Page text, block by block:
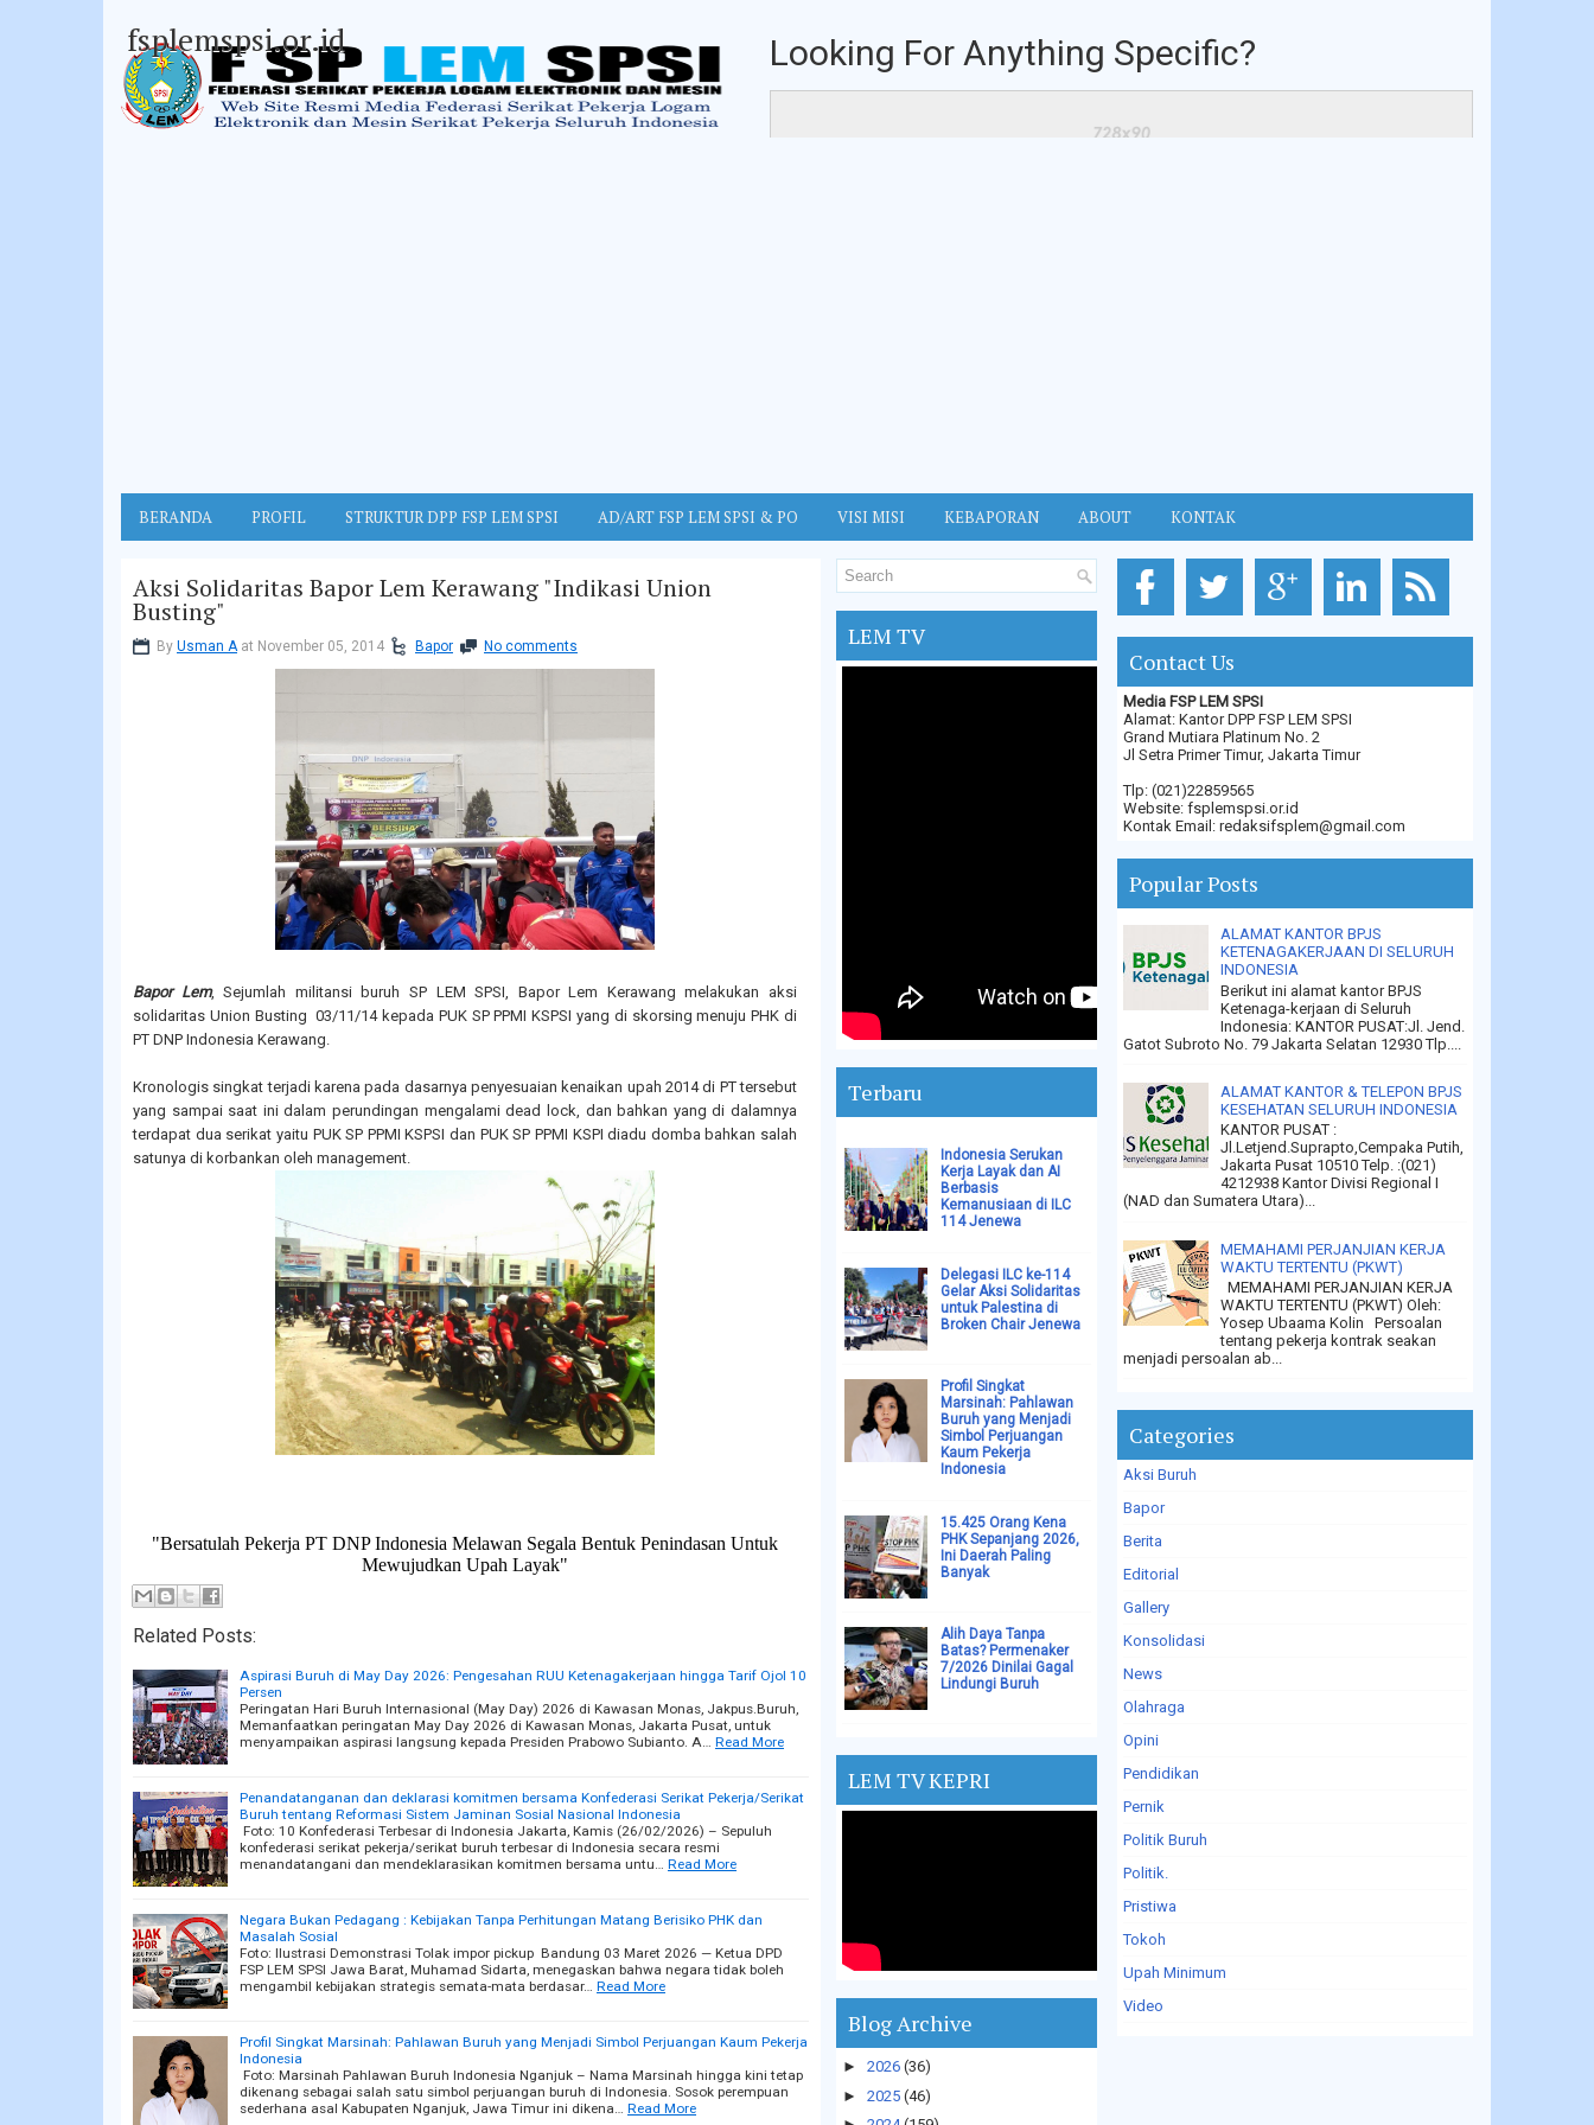
fsplemspsi.or.id Looking For Anything Specific?
BERANDA PROFIL STRUKTUR DPP FSP LEM SPSI AD/ART FSP LEM SPSI & PO VISI MISI KEBAPORAN ABOUT KONTAK
Aksi Solidaritas Bapor Lem Kerawang "Indikasi Union
Busting"
By Usman Aat November 05, 2014 Bapor No comments
Bapor Lem, Sejumlah militansi buruh SP LEM SPSI, Bapor Lem Kerawang melakukan aksi
solidaritas Union Busting 03/11/14 kepada PUK SP PPMI KSPSI yang di skorsing menuju PHK di
PT DNP Indonesia Kerawang.
Kronologis singkat terjadi karena pada dasarnya penyesuaian kenaikan upah 2014 di PT tersebut
yang sampai saat ini dalam perundingan mengalami dead lock, dan bahkan yang di dalamnya
terdapat dua serikat yaitu PUK SP PPMI KSPSI dan PUK SP PPMI KSPI diadu domba bahkan salah
satunya di korbankan oleh management.
"Bersatulah Pekerja PT DNP Indonesia Melawan Segala Bentuk Penindasan Untuk
Mewujudkan Upah Layak"
Related Posts:
Aspirasi Buruh di May Day 2026: Pengesahan RUU Ketenagakerjaan hingga Tarif Ojol 10
Persen
Peringatan Hari Buruh Internasional (May Day) 2026 di Kawasan Monas, Jakpus.Buruh,
Memanfaatkan peringatan May Day 2026 di Kawasan Monas, Jakarta Pusat, untuk
menyampaikan aspirasi langsung kepada Presiden Prabowo Subianto. A…
Read More
Penandatanganan dan deklarasi komitmen bersama Konfederasi Serikat Pekerja/Serikat
Buruh tentang Reformasi Sistem Jaminan Sosial Nasional Indonesia
Foto: 10 Konfederasi Terbesar di Indonesia Jakarta, Kamis (26/02/2026) – Sepuluh
konfederasi serikat pekerja/serikat buruh terbesar di Indonesia secara resmi
menandatangani dan mendeklarasikan komitmen bersama untu…
Read More
Negara Bukan Pedagang : Kebijakan Tanpa Perhitungan Matang Berisiko PHK dan
Masalah Sosial
Foto: Ilustrasi Demonstrasi Tolak impor pickup Bandung 03 Maret 2026 — Ketua DPD
FSP LEM SPSI Jawa Barat, Muhamad Sidarta, menegaskan bahwa negara tidak boleh
mengambil kebijakan strategis semata-mata berdasar…
Read More
Profil Singkat Marsinah: Pahlawan Buruh yang Menjadi Simbol Perjuangan Kaum Pekerja
Indonesia
Foto: Marsinah Pahlawan Buruh Indonesia Nganjuk – Nama Marsinah hingga kini tetap
dikenang sebagai salah satu simbol perjuangan buruh di Indonesia. Sosok perempuan
sederhana asal Kabupaten Nganjuk, Jawa Timur ini dikena…
Read More
LEM TV
Terbaru
Indonesia Serukan
Kerja Layak dan AI
Berbasis
Kemanusiaan di ILC
114 Jenewa
Delegasi ILC ke-114
Gelar Aksi Solidaritas
untuk Palestina di
Broken Chair Jenewa
Profil Singkat
Marsinah: Pahlawan
Buruh yang Menjadi
Simbol Perjuangan
Kaum Pekerja
Indonesia
15.425 Orang Kena
PHK Sepanjang 2026,
Ini Daerah Paling
Banyak
Alih Daya Tanpa
Batas? Permenaker
7/2026 Dinilai Gagal
Lindungi Buruh
LEM TV KEPRI
Blog Archive
► 2026 (36)
► 2025 (46)
Contact Us
Media FSP LEM SPSI
Alamat: Kantor DPP FSP LEM SPSI
Grand Mutiara Platinum No. 2
Jl Setra Primer Timur, Jakarta Timur
Tlp: (021)22859565
Website: fsplemspsi.or.id
Kontak Email: redaksifsplem@gmail.com
Popular Posts
ALAMAT KANTOR BPJS
KETENAGAKERJAAN DI SELURUH
INDONESIA
Berikut ini alamat kantor BPJS
Ketenaga-kerjaan di Seluruh
Indonesia: KANTOR PUSAT:Jl. Jend.
Gatot Subroto No. 79 Jakarta Selatan 12930 Tlp....
ALAMAT KANTOR & TELEPON BPJS
KESEHATAN SELURUH INDONESIA
KANTOR PUSAT :
Jl.Letjend.Suprapto,Cempaka Putih,
Jakarta Pusat 10510 Telp. :(021)
4212938 Kantor Divisi Regional I
(NAD dan Sumatera Utara)...
MEMAHAMI PERJANJIAN KERJA
WAKTU TERTENTU (PKWT)
MEMAHAMI PERJANJIAN KERJA
WAKTU TERTENTU (PKWT) Oleh:
Yosep Ubaama Kolin Persoalan
tentang pekerja kontrak seakan
menjadi persoalan ab...
Categories
Aksi Buruh
Bapor
Berita
Editorial
Gallery
Konsolidasi
News
Olahraga
Opini
Pendidikan
Pernik
Politik Buruh
Politik.
Pristiwa
Tokoh
Upah Minimum
Video